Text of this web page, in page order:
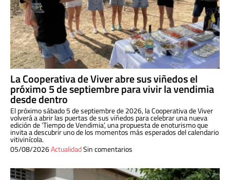
La Cooperativa de Viver abre sus viñedos el
próximo 5 de septiembre para vivir la vendimia
desde dentro
El próximo sábado 5 de septiembre de 2026, la Cooperativa de Viver
volverá a abrir las puertas de sus viñedos para celebrar una nueva
edición de ‘Tiempo de Vendimia’, una propuesta de enoturismo que
invita a descubrir uno de los momentos más esperados del calendario
vitivinícola.
05/08/2026ActualidadSin comentarios